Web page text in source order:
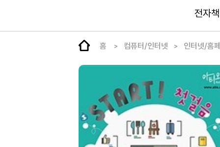
전자책
홈 컴퓨터/인터넷 인터넷/홈